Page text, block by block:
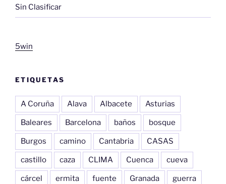
Sin Clasificar
5win
ETIQUETAS
A Coruña Alava Albacete Asturias
Baleares Barcelona baños bosque
Burgos camino Cantabria CASAS
castillo caza CLIMA Cuenca cueva
cárcel ermita fuente Granada guerra